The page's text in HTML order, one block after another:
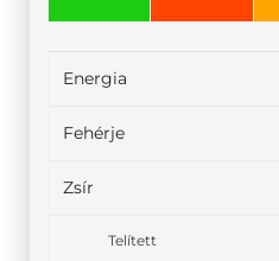
Energia
Fehérje
Zsír
Telített